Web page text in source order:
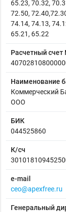
65.23, 70.32,
72.50,
74.14, 74.13,
65.21, 65.22
Расчетный
Наименование
Коммерческий
ООО
БИК
044525860
К/сч
e-mail
ceo@apexfree.ru
Генеральный